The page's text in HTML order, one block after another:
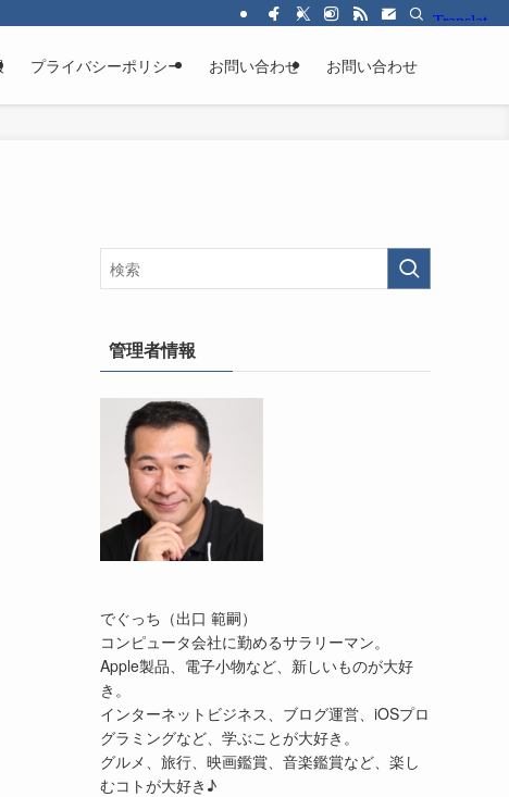
プライバシーポリシー お問い合わせ お問い合わせ
管理者情報
でぐっち（出口 範嗣）
コンピュータ会社に勤めるサラリーマン。
Apple製品、電子小物など、新しいものが大好
き。
インターネットビジネス、ブログ運営、iOSプロ
グラミングなど、学ぶことが大好き。
グルメ、旅行、映画鑑賞、音楽鑑賞など、楽し
むコトが大好き♪